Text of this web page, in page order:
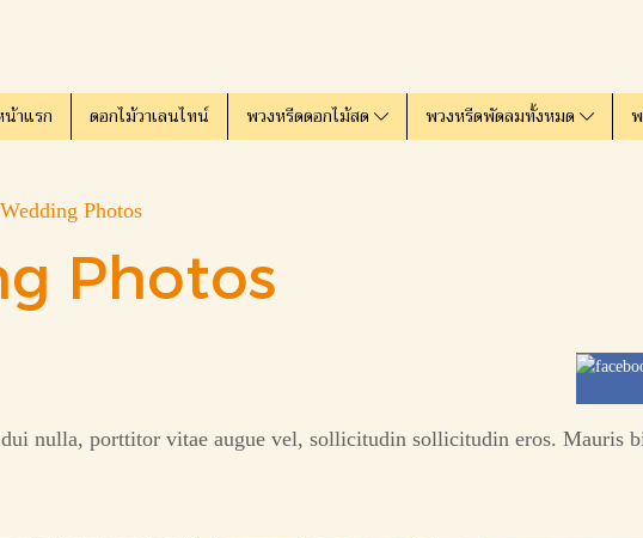
าแรก ดอกไม้วาเลนไทน์ พวงหรีดดอกไม้สด พวงหรีดพัดลมทั้งหมด
Photos
Photos
nulla, porttitor vitae augue vel, sollicitudin sollicitudin eros. Mauris